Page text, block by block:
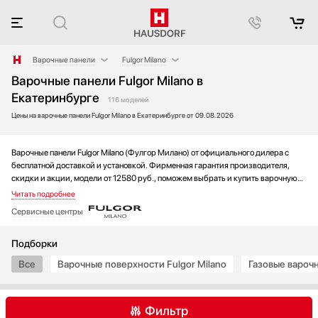
Варочные панели
Аксессуары
Аксессуары и принадлежности
Акустические системы
Барбекю
Беспроводные акустические системы
Вакуумные упаковщики
Вафельницы
Вентиляторы
Винные шкафы
Fulgor Milano
AEG
Asko
Barazza
BORA
Bosch
De Dietrich
Franke
Gaggenau
Варочные панели Fulgor Milano в
Екатеринбурге
116 моделей
Цены на варочные панели Fulgor Milano в Екатеринбурге от 09.08.2026
Сервисные центры
Варочные панели Fulgor Milano (Фулгор Милано) от официального дилера с
бесплатной доставкой и установкой. Фирменная гарантия производителя,
скидки и акции, модели от 12580 руб., поможем выбрать и купить варочную
панель на выгодных условиях без переплаты. Новинки и хиты года, отзывы
покупателей и мнения специалистов, а также фотографии, техническая
документация и видео моделей.
Подборки
Все
Варочные поверхности Fulgor Milano Газовые
Фильтр